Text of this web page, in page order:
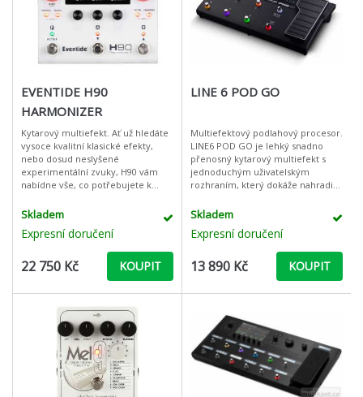
EVENTIDE H90
HARMONIZER
Kytarový multiefekt. Ať už hledáte
vysoce kvalitní klasické efekty,
nebo dosud neslyšené
experimentální zvuky, H90 vám
nabídne vše, co potřebujete k
své kreativitě - včetně intuitivního
Skladem
Expresní doručení
22 750 Kč KOUPIT
LINE 6 POD GO
Multiefektový podlahový procesor.
LINE6 POD GO je lehký snadno
přenosný kytarový multiefekt s
jednoduchým uživatelským
rozhraním, který dokáže nahradit
pedálové efekty, zesilovač a
Skladem
Expresní doručení
13 890 Kč KOUPIT